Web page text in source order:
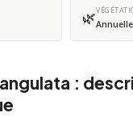
🌿Annuelle
: